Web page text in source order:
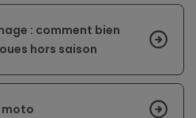
: comment bien
hors saison
moto